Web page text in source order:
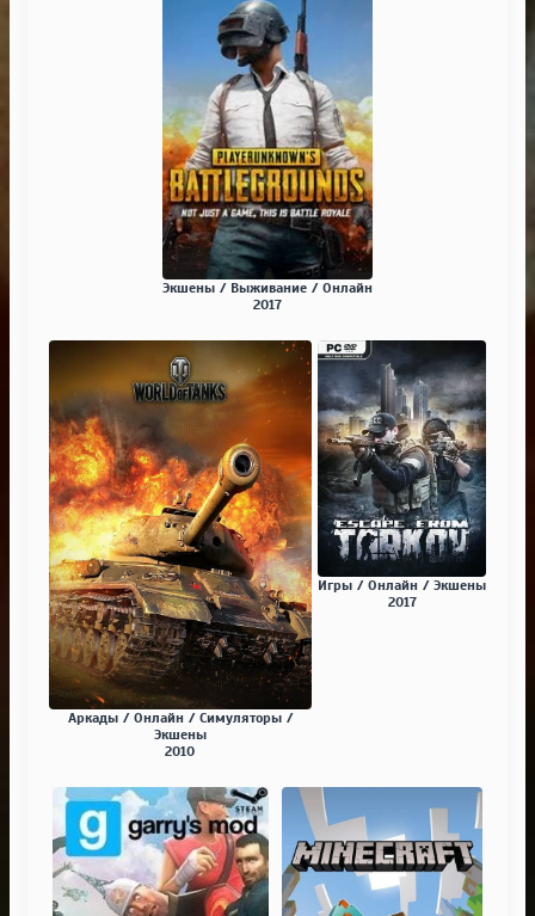
Экшены / Выживание / Онлайн
2017
Аркады / Онлайн / Симуляторы /
Экшены
2010
Игры / Онлайн / Экшены
2017